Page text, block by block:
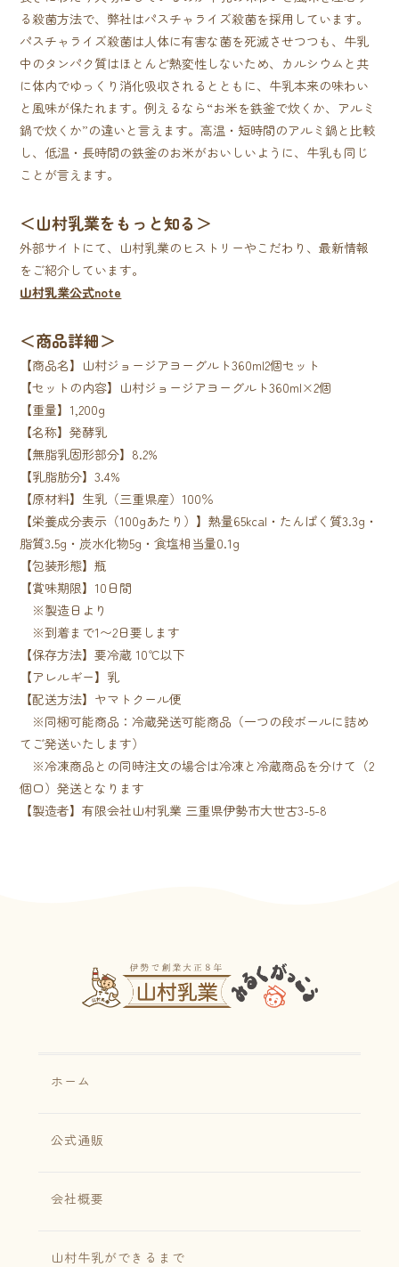
る殺菌方法で、弊社はパスチャライズ殺菌を採用しています。
パスチャライズ殺菌は人体に有害な菌を死滅させつつも、牛乳
中のタンパク質はほとんど熱変性しないため、カルシウムと共
に体内でゆっくり消化吸収されるとともに、牛乳本来の味わい
と風味が保たれます。例えるなら“お米を鉄釜で炊くか、アルミ
鍋で炊くか”の違いと言えます。高温・短時間のアルミ鍋と比較
し、低温・長時間の鉄釜のお米がおいしいように、牛乳も同じ
ことが言えます。
＜山村乳業をもっと知る＞
外部サイトにて、山村乳業のヒストリーやこだわり、最新情報
をご紹介しています。
山村乳業公式note
＜商品詳細＞
【商品名】山村ジョージアヨーグルト360ml2個セット
【セットの内容】山村ジョージアヨーグルト360ml×2個
【重量】1,200g
【名称】発酵乳
【無脂乳固形部分】8.2%
【乳脂肪分】3.4%
【原材料】生乳（三重県産）100％
【栄養成分表示（100gあたり）】熱量65kcal・たんぱく質3.3g・
脂質3.5g・炭水化物5g・食塩相当量0.1g
【包装形態】瓶
【賞味期限】10日間
※製造日より
※到着まで1〜2日要します
【保存方法】要冷蔵 10℃以下
【アレルギー】乳
【配送方法】ヤマトクール便
※同梱可能商品：冷蔵発送可能商品（一つの段ボールに詰め
てご発送いたします）
※冷凍商品との同時注文の場合は冷凍と冷蔵商品を分けて（2
個口）発送となります
【製造者】有限会社山村乳業 三重県伊勢市大世古3-5-8
ホーム
公式通販
会社概要
山村牛乳ができるまで